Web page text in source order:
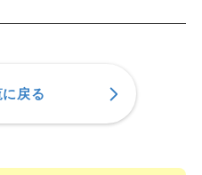
戻る